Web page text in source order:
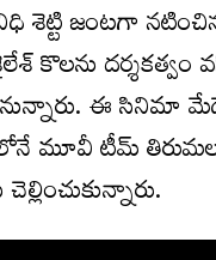
శెట్టి జంటగా
కొలను
ఈ సినిమా
మూవీ టీమ్